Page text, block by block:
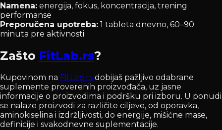
Namena: energija, fokus, koncentracija, trening
performanse
Preporučena upotreba: 1 tableta dnevno, 60–90
minuta pre aktivnosti
Zašto FitLab.rs?
Kupovinom na FitLab.rs dobijaš pažljivo odabrane
suplemente proverenih proizvođača, uz jasne
informacije o proizvodima i podršku pri izboru. U ponudi
se nalaze proizvodi za različite ciljeve, od oporavka,
aminokiselina i izdržljivosti, do energije, mišićne mase,
definicije i svakodnevne suplementacije.